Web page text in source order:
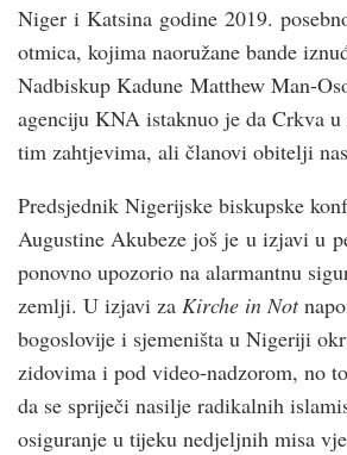
Niger i Katsina godine 2019.
otmica, kojima naoružane bande
Nadbiskup Kadune Matthew Man-
agenciju KNA istaknuo je da Crkva u
tim zahtjevima, ali članovi obitelji
Predsjednik Nigerijske biskupske
Augustine Akubeze još je u izjavi u
ponovno upozorio na alarmantnu
zemlji. U izjavi za Kirche in Not
bogoslovije i sjemeništa u Nigeriji
zidovima i pod video-nadzorom, no
da se spriječi nasilje radikalnih
osiguranje u tijeku nedjeljnih misa